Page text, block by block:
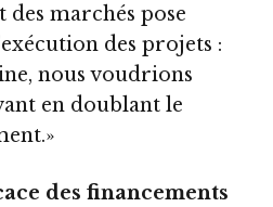
marchés pose
des projets :
nous voudrions
en doublant le
des financements